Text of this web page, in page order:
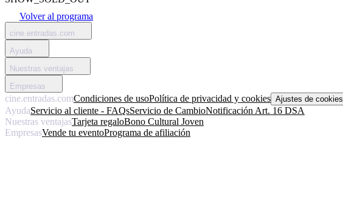
Volver al programa
cine.entradas.com
Ayuda
Nuestras ventajas
Empresas
cine.entradas.comCondiciones de usoPolítica de privacidad y cookies Ajustes de cookies
AyudaServicio al cliente - FAQsServicio de CambioNotificación Art. 16 DSA
Nuestras ventajasTarjeta regaloBono Cultural Joven
EmpresasVende tu eventoPrograma de afiliación